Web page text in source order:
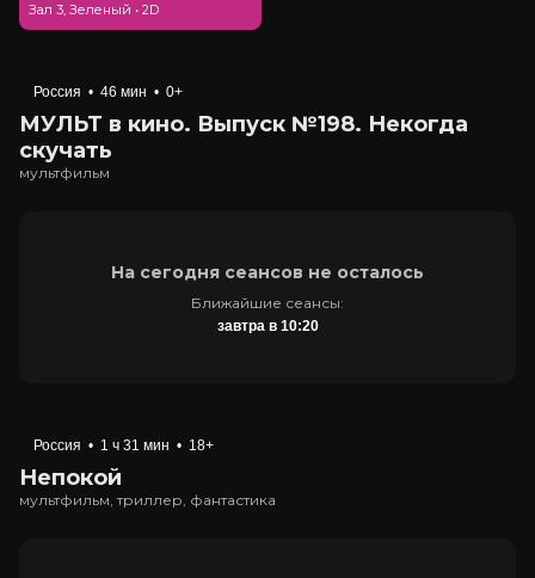
Зал 3, Зеленый • 2D
Россия • 46 мин • 0+
МУЛЬТ в кино. Выпуск №198. Некогда
скучать
мультфильм
На сегодня сеансов не осталось
Ближайшие сеансы:
завтра в 10:20
Россия • 1 ч 31 мин • 18+
Непокой
мультфильм, триллер, фантастика